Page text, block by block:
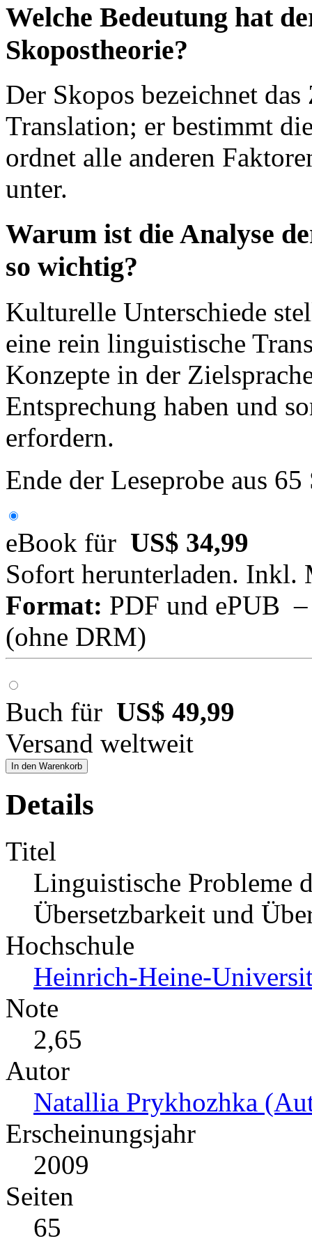
Welche Bedeutung hat
Skopostheorie?
Der Skopos bezeichnet
Translation; er bestimmt
ordnet alle anderen
unter.
Warum ist die Analyse
so wichtig?
Kulturelle Unterschiede
eine rein linguistische
Konzepte in der
Entsprechung haben und
erfordern.
Ende der Leseprobe aus
eBook für US$ 34,99
Sofort herunterladen. Inkl.
Format: PDF und ePUB
(ohne DRM)
Buch für US$ 49,99
Versand weltweit
In den Warenkorb
Details
Titel
Linguistische Probleme
Übersetzbarkeit und
Hochschule
Heinrich-Heine-
Note
2,65
Autor
Natallia Prykhozhka
Erscheinungsjahr
2009
Seiten
65